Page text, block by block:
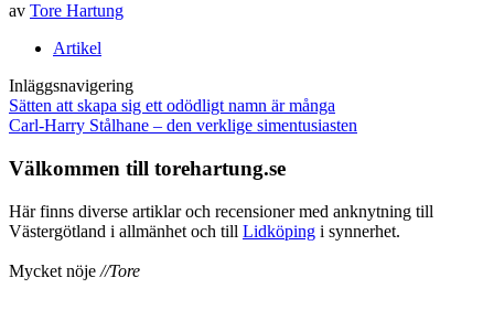
av Tore Hartung
Artikel
Inläggsnavigering
Sätten att skapa sig ett odödligt namn är många
Carl-Harry Stålhane – den verklige simentusiasten
Välkommen till torehartung.se
Här finns diverse artiklar och recensioner med anknytning till
Västergötland i allmänhet och till Lidköping i synnerhet.
Mycket nöje //Tore